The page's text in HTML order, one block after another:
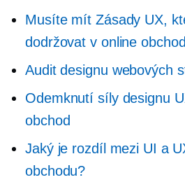
Musíte mít Zásady UX,
dodržovat v online
Audit designu webových
Odemknutí síly designu
obchod
Jaký je rozdíl mezi UI a
obchodu?